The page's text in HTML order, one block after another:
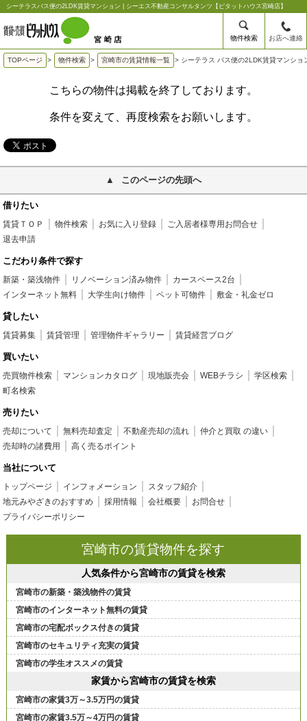
シーテラスバス便の2LDK賃貸マンション | シーエス不動産コンサルタンツ【ピタットハウス宮崎店】
物件検索 お店へ連絡
TOPページ > 物件検索 > 宮崎市の賃貸情報一覧 > シーテラス バス便の2LDK賃貸マンショ
こちらの物件は掲載を終了しております。
条件を変えて、再度検索をお願いします。
このページの先頭へ
借りたい
賃貸ＴＯＰ 物件検索 お気に入り登録
ご入居者様専用お問合せ
退去申請
こだわり条件で探す
新築・築浅物件 リノベーション済み物件
カースペース2台
インターネット無料
大学生向け物件 ペット可物件 敷金・礼金ゼロ
貸したい
賃貸募集 賃貸管理 管理物件ギャラリー 賃貸経営ブログ
買いたい
売買物件検索 マンションカタログ 現地販売会 WEBチラシ
学区検索
町名検索
売りたい
売却について 無料売却査定 不動産売却の流れ
仲介と買取 の違い
売却時の諸費用
高く売るポイント
当社について
トップページ インフォメーション
スタッフ紹介
地元みやざきのおすすめ
採用情報 会社概要
お問合せ
プライバシーポリシー
宮崎市の賃貸物件を探す
人気条件から宮崎市の賃貸を検索
宮崎市の新築・築浅物件の賃貸
宮崎市のインターネット無料の賃貸
宮崎市の宅配ボックス付きの賃貸
宮崎市のセキュリティ充実の賃貸
宮崎市の学生オススメの賃貸
家賃から宮崎市の賃貸を検索
宮崎市の家賃3万～3.5万円の賃貸
宮崎市の家賃3.5万～4万円の賃貸